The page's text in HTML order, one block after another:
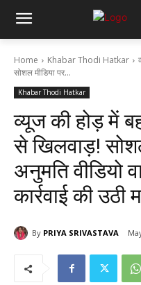
Home Khabar Thodi Hatkar
सोशल मीडिया पर...
Khabar Thodi Hatkar
व्यूज की होड़ में
से खिलवाड़!
अनुमति वीडियो
कार्रवाई की उठी
By PRIYA SRIVASTAVA